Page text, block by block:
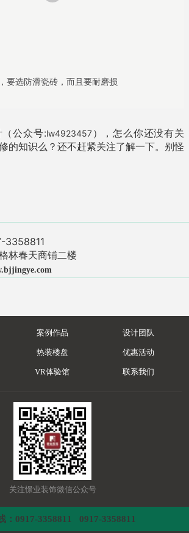
要选防滑瓷砖，而且要耐磨损
公众号:lw4923457），怎么你还没有关
的知识么？还不赶紧关注了解一下。别怪
春天商铺二楼
案例作品 设计团队
热装楼盘 优惠活动
VR体验馆 联系我们
关注憬业装饰微信公众号
：0917-3358811 0917-3358811